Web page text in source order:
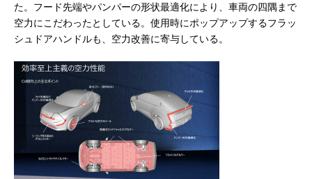
た。フード先端やパンパーの形状最適化により、車両の四隅まで
空力にこだわったとしている。使用時にポップアップするフラッ
シュドアハンドルも、空力改善に寄与している。